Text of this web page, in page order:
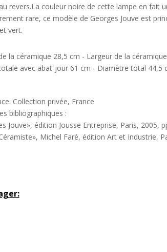
au revers.La couleur noire de cette lampe en fait
rare, ce modèle de Georges Jouve est
vert.
la céramique 28,5 cm - Largeur de la
avec abat-jour 61 cm - Diamètre total 44,5
Collection privée, France
bibliographiques :
Jouve», édition Jousse Entreprise, Paris, 2005,
Michel Faré, édition Art et Industrie,